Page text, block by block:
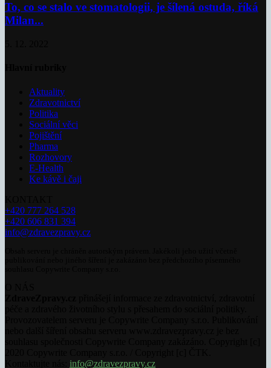
To, co se stalo ve stomatologii, je šílená ostuda, říká
Milan...
Aktuality
Zdravotnictví
Politika
Sociální věci
Pojištění
Pharma
Rozhovory
E-Health
Ke kávě i čaji
+420 777 264 528
+420 606 831 394
info@zdravezpravy.cz
info@zdravezpravy.cz